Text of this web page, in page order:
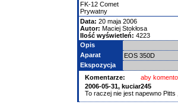
FK-12 Comet
Prywatny
Data: 20 maja 2006
Autor: Maciej Stokłosa
Ilość wyświetleń: 4223
Opis
Aparat
EOS 350D
Ekspozycja
Komentarze:
aby
2006-05-31, kuciar245
To raczej nie jest napewno